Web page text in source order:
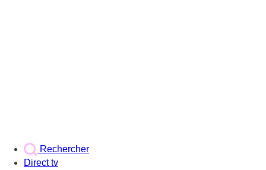
Rechercher
Direct tv